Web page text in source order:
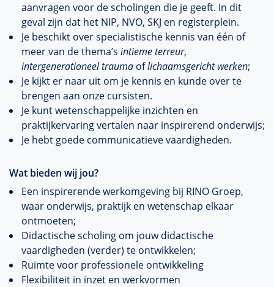
aanvragen voor de scholingen die je geeft. In dit
geval zijn dat het NIP, NVO, SKJ en registerplein.
Je beschikt over specialistische kennis van één of
meer van de thema’s intieme terreur,
intergenerationeel trauma oflichaamsgericht werken;
Je kijkt er naar uit om je kennis en kunde over te
brengen aan onze cursisten.
Je kunt wetenschappelijke inzichten en
praktijkervaring vertalen naar inspirerend onderwijs;
Je hebt goede communicatieve vaardigheden.
Wat bieden wij jou?
Een inspirerende werkomgeving bij RINO Groep,
waar onderwijs, praktijk en wetenschap elkaar
ontmoeten;
Didactische scholing om jouw didactische
vaardigheden (verder) te ontwikkelen;
Ruimte voor professionele ontwikkeling
Flexibiliteit in inzet en werkvormen